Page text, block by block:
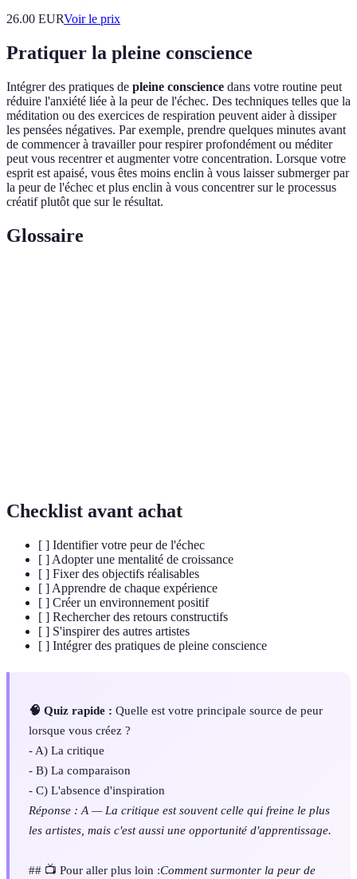
26.00 EURVoir le prix
Pratiquer la pleine conscience
Intégrer des pratiques de pleine conscience dans votre routine peut
réduire l'anxiété liée à la peur de l'échec. Des techniques telles que la
méditation ou des exercices de respiration peuvent aider à dissiper
les pensées négatives. Par exemple, prendre quelques minutes avant
de commencer à travailler pour respirer profondément ou méditer
peut vous recentrer et augmenter votre concentration. Lorsque votre
esprit est apaisé, vous êtes moins enclin à vous laisser submerger par
la peur de l'échec et plus enclin à vous concentrer sur le processus
créatif plutôt que sur le résultat.
Glossaire
Checklist avant achat
[ ] Identifier votre peur de l'échec
[ ] Adopter une mentalité de croissance
[ ] Fixer des objectifs réalisables
[ ] Apprendre de chaque expérience
[ ] Créer un environnement positif
[ ] Rechercher des retours constructifs
[ ] S'inspirer des autres artistes
[ ] Intégrer des pratiques de pleine conscience
🧠 Quiz rapide : Quelle est votre principale source de peur
lorsque vous créez ?
- A) La critique
- B) La comparaison
- C) L'absence d'inspiration
Réponse : A — La critique est souvent celle qui freine le plus
les artistes, mais c'est aussi une opportunité d'apprentissage.
## 📺 Pour aller plus loin :Comment surmonter la peur de